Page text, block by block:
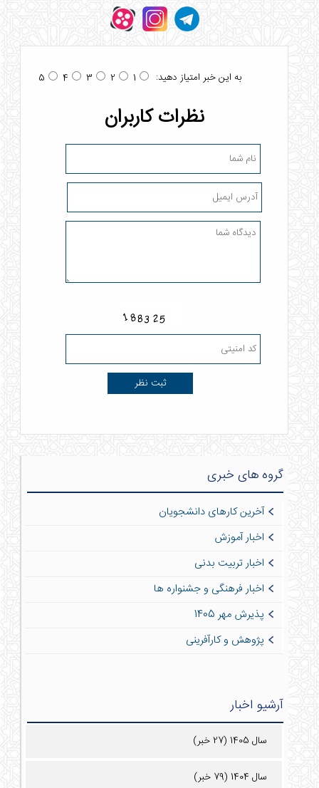
به این خبر امتیاز دهید: 1
2
3
4
5
نظرات کاربران
گروه های خبری
آخرین کارهای دانشجویان
اخبار آموزش
اخبار تربیت بدنی
اخبار فرهنگی و جشنواره ها
پذیرش مهر 1405
پژوهش و کارآفرینی
آرشیو اخبار
سال 1405 (27 خبر)
سال 1404 (79 خبر)